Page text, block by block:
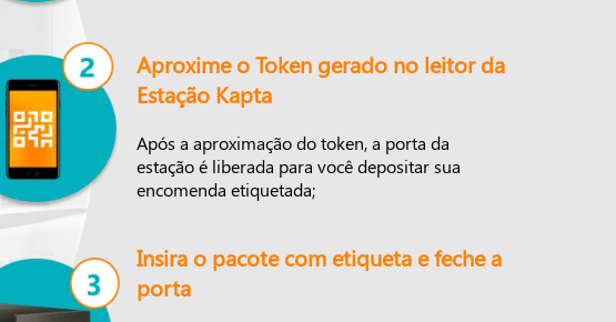
Aproxime o Token gerado no leitor da
Estação Kapta
Após a aproximação do token, a porta da
estação é liberada para você depositar sua
encomenda etiquetada;
Insira o pacote com etiqueta e feche a
porta